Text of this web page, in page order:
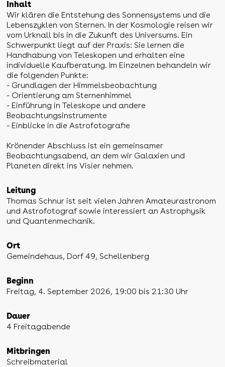
Inhalt
Wir klären die Entstehung des Sonnensystems und die
Lebenszyklen von Sternen. In der Kosmologie reisen wir
vom Urknall bis in die Zukunft des Universums. Ein
Schwerpunkt liegt auf der Praxis: Sie lernen die
Handhabung von Teleskopen und erhalten eine
individuelle Kaufberatung. Im Einzelnen behandeln wir
die folgenden Punkte:
- Grundlagen der Himmelsbeobachtung
- Orientierung am Sternenhimmel
- Einführung in Teleskope und andere
Beobachtungsinstrumente
- Einblicke in die Astrofotografie
Krönender Abschluss ist ein gemeinsamer
Beobachtungsabend, an dem wir Galaxien und
Planeten direkt ins Visier nehmen.
Leitung
Thomas Schnur ist seit vielen Jahren Amateurastronom
und Astrofotograf sowie interessiert an Astrophysik
und Quantenmechanik.
Ort
Gemeindehaus, Dorf 49, Schellenberg
Beginn
Freitag, 4. September 2026, 19:00 bis 21:30 Uhr
Dauer
4 Freitagabende
Mitbringen
Schreibmaterial